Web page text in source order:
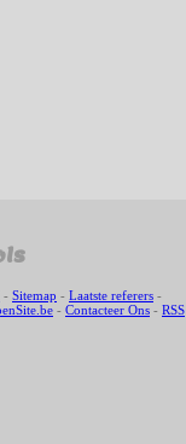
- Sitemap - Laatste referers -
- Contacteer Ons - RSS